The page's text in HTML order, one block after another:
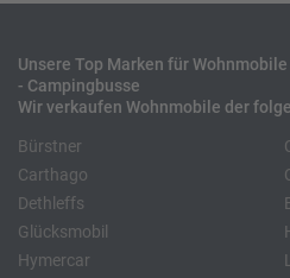
Unsere Top Marken für
- Campingbusse
Wir verkaufen Wohnmobile der
Bürstner
Carthago
Dethleffs
Glücksmobil
Hymercar